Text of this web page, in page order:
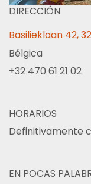
DIRECCIÓN
Basilieklaan 42,
Bélgica
+32 470 61 21 02
HORARIOS
Definitivamente
EN POCAS